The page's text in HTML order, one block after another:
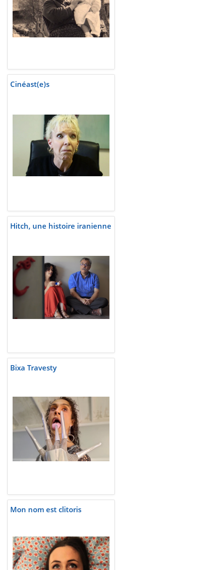
Cinéast(e)s
Hitch, une histoire iranienne
Bixa Travesty
Mon nom est clitoris